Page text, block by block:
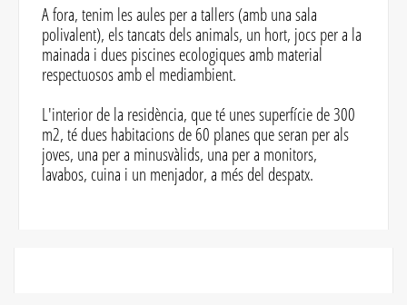
A fora, tenim les aules per a tallers (amb una sala
polivalent), els tancats dels animals, un hort, jocs per a la
mainada i dues piscines ecologiques amb material
respectuosos amb el mediambient.
L'interior de la residència, que té unes superfície de 300
m2, té dues habitacions de 60 planes que seran per als
joves, una per a minusvàlids, una per a monitors,
lavabos, cuina i un menjador, a més del despatx.